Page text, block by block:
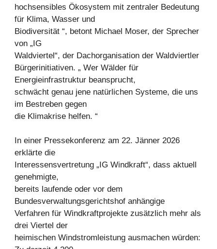
hochsensibles Ökosystem mit zentraler Bedeutung
für Klima, Wasser und
Biodiversität “, betont Michael Moser, der Sprecher
von „IG
Waldviertel“, der Dachorganisation der Waldviertler
Bürgerinitiativen. „ Wer Wälder für
Energieinfrastruktur beansprucht,
schwächt genau jene natürlichen Systeme, die uns
im Bestreben gegen
die Klimakrise helfen. “
In einer Pressekonferenz am 22. Jänner 2026
erklärte die
Interessensvertretung „IG Windkraft“, dass aktuell
genehmigte,
bereits laufende oder vor dem
Bundesverwaltungsgerichtshof anhängige
Verfahren für Windkraftprojekte zusätzlich mehr als
drei Viertel der
heimischen Windstromleistung ausmachen würden: